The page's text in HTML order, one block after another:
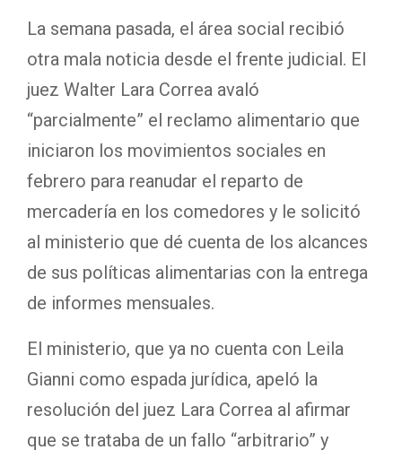
La semana pasada, el área social recibió
otra mala noticia desde el frente judicial. El
juez Walter Lara Correa avaló
“parcialmente” el reclamo alimentario que
iniciaron los movimientos sociales en
febrero para reanudar el reparto de
mercadería en los comedores y le solicitó
al ministerio que dé cuenta de los alcances
de sus políticas alimentarias con la entrega
de informes mensuales.
El ministerio, que ya no cuenta con Leila
Gianni como espada jurídica, apeló la
resolución del juez Lara Correa al afirmar
que se trataba de un fallo “arbitrario” y